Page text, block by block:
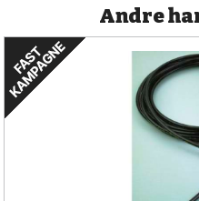
Andre